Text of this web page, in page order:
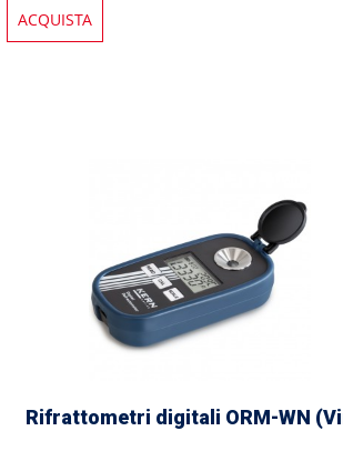
ACQUISTA
Rifrattometri digitali ORM-WN